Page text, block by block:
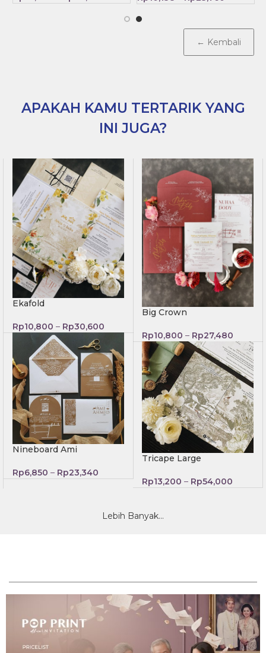
← Kembali
APAKAH KAMU TERTARIK YANG
INI JUGA?
Ekafold
Rp10,800 – Rp30,600
Big Crown
Rp10,800 – Rp27,480
Nineboard Ami
Rp6,850 – Rp23,340
Tricape Large
Rp13,200 – Rp54,000
Lebih Banyak...